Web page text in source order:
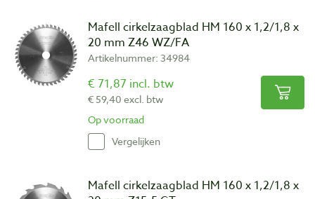
Trapezium- en vlaktand zijn om en om aangebracht. De
trapeziumtand is verantwoordelijk voor de zaagvoortgang, terwijl
de vlaktand voor een zuivere snijrand zorgt. De robuuste
vertanding leidt tot een lange standtijd van het zaagblad.
Vlaktand met wisselende afschuining
Mafell cirkelzaagblad HM 160 x 1,2/1,8 x
20 mm Z46 WZ/FA
Artikelnummer: 34984
€ 71,87 incl. btw
€ 59,40 excl. btw
Op voorraad
Vergelijken
Mafell cirkelzaagblad HM 160 x 1,2/1,8 x